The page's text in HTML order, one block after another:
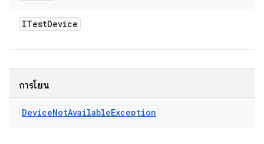
ITestDevice
การโยน
DeviceNotAvailableException